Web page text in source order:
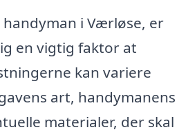
i Værløse, er
en vigtig faktor at
kan variere
art, handymanens
materialer, der skal